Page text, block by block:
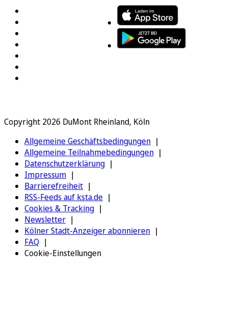
Copyright 2026 DuMont Rheinland, Köln
Allgemeine Geschäftsbedingungen
Allgemeine Teilnahmebedingungen
Datenschutzerklärung
Impressum
Barrierefreiheit
RSS-Feeds auf ksta.de
Cookies & Tracking
Newsletter
Kölner Stadt-Anzeiger abonnieren
FAQ
Cookie-Einstellungen